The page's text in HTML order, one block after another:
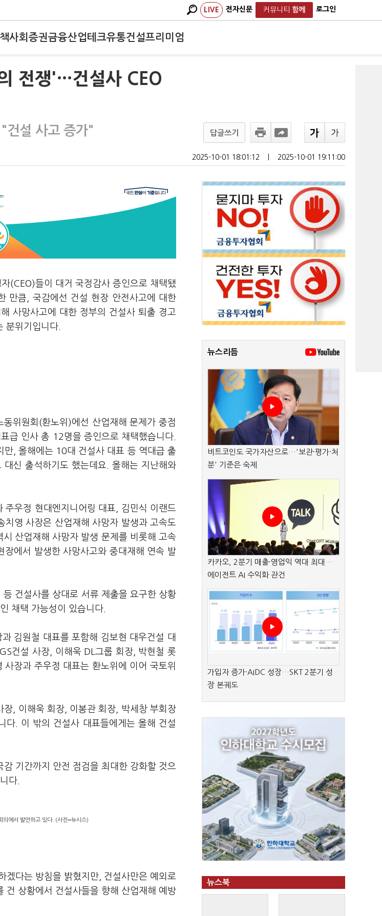
LIVE 전자신문 커뮤니티 함께 로그인
사회 증권금융산업테크유통건설프리미엄
전쟁'…건설사 CEO
건설 사고 증가" 답글쓰기
2025-10-01 18:01:12 2025-10-01 19:11:00
(CEO)들이 대거 국정감사 증인으로 채택됐
만큼, 국감에선 건설 현장 안전사고에 대한
사망사고에 대한 정부의 건설사 퇴출 경고
분위기입니다.
위원회(환노위)에선 산업재해 문제가 중점
급 인사 총 12명을 증인으로 채택했습니다.
, 올해에는 10대 건설사 대표 등 역대급 출
신 출석하기도 했는데요. 올해는 지난해와
우정 현대엔지니어링 대표, 김민식 이랜드
치영 사장은 산업재해 사망자 발생과 고속도
산업재해 사망자 발생 문제를 비롯해 고속
에서 발생한 사망사고와 중대재해 연속 발
건설사를 상대로 서류 제출을 요구한 상황
채택 가능성이 있습니다.
김원철 대표를 포함해 김보현 대우건설 대
건설 사장, 이해욱 DL그룹 회장, 박현철 롯
장과 주우정 대표는 환노위에 이어 국토위
, 이해욱 회장, 이봉관 회장, 박세창 부회장
다. 이 밖의 건설사 대표들에게는 올해 건설
기간까지 안전 점검을 최대한 강화할 것으
다.
에서 발언하고 있다. (사진=뉴시스)
겠다는 방침을 밝혔지만, 건설사만은 예외로
건 상황에서 건설사들을 향해 산업재해 예방
뉴스리듬
비트코인도 국가자산으로…'보관·평가·처
분' 기준은 숙제
카카오, 2분기 매출·영업익 역대 최대…
에이전트 AI 수익화 관건
가입자 증가·AIDC 성장…SKT 2분기 성
장 본궤도
뉴스북